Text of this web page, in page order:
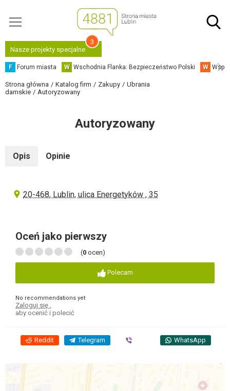
Nasze projekty specjalne
3
F Forum miasta W Wschodnia Flanka: Bezpieczeństwo Polski W
Strona główna Katalog firm Zakupy
Ubrania
damskie
Autoryzowany
Autoryzowany
Opis Opinie
20-468, Lublin, ulica Energetyków , 35
Oceń jako pierwszy
(0 ocen)
Polecam
No recommendations yet
Zaloguj się
aby ocenić i polecić
Reddit Telegram WhatsApp